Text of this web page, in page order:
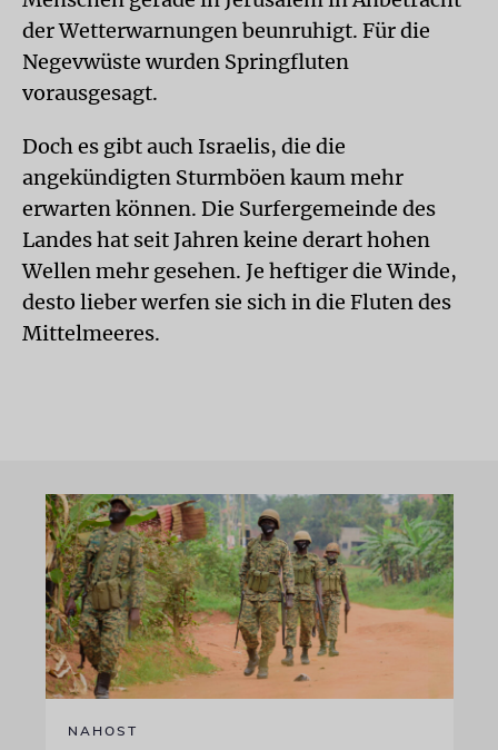
der Wetterwarnungen beunruhigt. Für die
Negevwüste wurden Springfluten
vorausgesagt.
Doch es gibt auch Israelis, die die
angekündigten Sturmböen kaum mehr
erwarten können. Die Surfergemeinde des
Landes hat seit Jahren keine derart hohen
Wellen mehr gesehen. Je heftiger die Winde,
desto lieber werfen sie sich in die Fluten des
Mittelmeeres.
NAHOST